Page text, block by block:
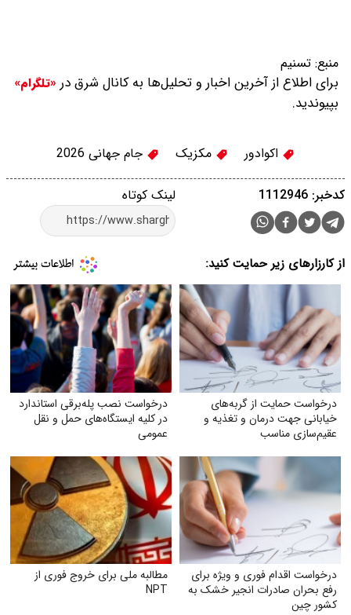
منبع: تسنیم
برای اطلاع از آخرین اخبار و تحلیل‌ها به کانال شرق در «تلگرام»
بپیوندید.
اکوادور مکزیک جام جهانی 2026
لینک کوتاه کدخبر: 1112946
از کارزارهای زیر حمایت کنید:
درخواست حمایت از گربه‌های
خیابانی جهت درمان و تغذیه و
عقیم‌سازی مناسب
درخواست نصب پله‌برقی استاندارد
در کلیه ایستگاه‌های حمل‌ و نقل
عمومی
درخواست اقدام فوری و ویژه برای
رفع بحران صادرات انجیر خشک به
کشور چین
مطالبه ملی برای خروج فوری از
NPT